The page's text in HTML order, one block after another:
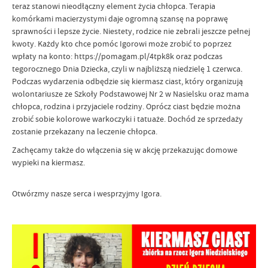
teraz stanowi nieodłączny element życia chłopca. Terapia
komórkami macierzystymi daje ogromną szansę na poprawę
sprawności i lepsze życie. Niestety, rodzice nie zebrali jeszcze pełnej
kwoty. Każdy kto chce pomóc Igorowi może zrobić to poprzez
wpłaty na konto: https://pomagam.pl/4tpk8k oraz podczas
tegorocznego Dnia Dziecka, czyli w najbliższą niedzielę 1 czerwca.
Podczas wydarzenia odbędzie się kiermasz ciast, który organizują
wolontariusze ze Szkoły Podstawowej Nr 2 w Nasielsku oraz mama
chłopca, rodzina i przyjaciele rodziny. Oprócz ciast będzie można
zrobić sobie kolorowe warkoczyki i tatuaże. Dochód ze sprzedaży
zostanie przekazany na leczenie chłopca.
Zachęcamy także do włączenia się w akcję przekazując domowe
wypieki na kiermasz.
Otwórzmy nasze serca i wesprzyjmy Igora.